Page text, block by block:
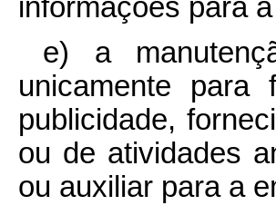
informações para
e) a
unicamente
publicidade,
ou de atividades
ou auxiliar para a